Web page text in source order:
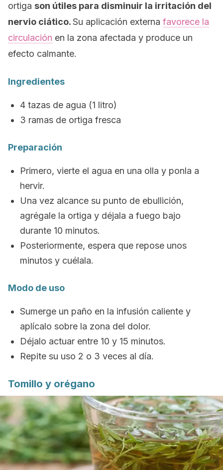
ortiga son útiles para disminuir la irritación del
nervio ciático.Su aplicación externa favorece la
circulación en la zona afectada y produce un
efecto calmante.
Ingredientes
4 tazas de agua (1 litro)
3 ramas de ortiga fresca
Preparación
Primero, vierte el agua en una olla y ponla a
hervir.
Una vez alcance su punto de ebullición,
agrégale la ortiga y déjala a fuego bajo
durante 10 minutos.
Posteriormente, espera que repose unos
minutos y cuélala.
Modo de uso
Sumerge un paño en la infusión caliente y
aplícalo sobre la zona del dolor.
Déjalo actuar entre 10 y 15 minutos.
Repite su uso 2 o 3 veces al día.
Tomillo y orégano